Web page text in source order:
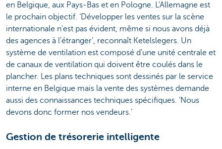
en Belgique, aux Pays-Bas et en Pologne. L'Allemagne est
le prochain objectif. ‘Développer les ventes sur la scène
internationale n'est pas évident, même si nous avons déjà
des agences à l'étranger’, reconnaît Ketelslegers. Un
système de ventilation est composé d'une unité centrale et
de canaux de ventilation qui doivent être coulés dans le
plancher. Les plans techniques sont dessinés par le service
interne en Belgique mais la vente des systèmes demande
aussi des connaissances techniques spécifiques. ‘Nous
devons donc former nos vendeurs.’
Gestion de trésorerie intelligente